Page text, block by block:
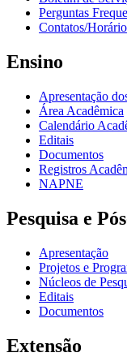
Perguntas
Contatos/
Ensino
Apresentação
Área Acadêmica
Calendário
Editais
Documentos
Registros
NAPNE
Pesquisa e
Apresentação
Projetos e
Núcleos de
Editais
Documentos
Extensão